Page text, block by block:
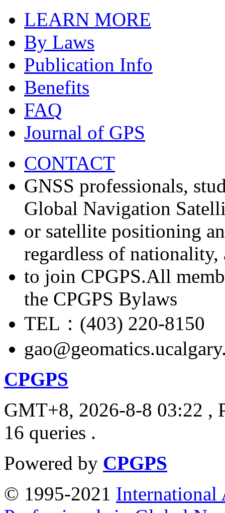
LEARN MORE
By Laws
Publication Info
Benefits
FAQ
Journal of GPS
CONTACT
GNSS professionals,
Global Navigation
or satellite positioning
regardless of nationality,
to join CPGPS.All
the CPGPS Bylaws
TEL：(403) 220-8150
CPGPS
GMT+8, 2026-8-8 03:22 ,
16 queries .
Powered by CPGPS
© 1995-2021 International